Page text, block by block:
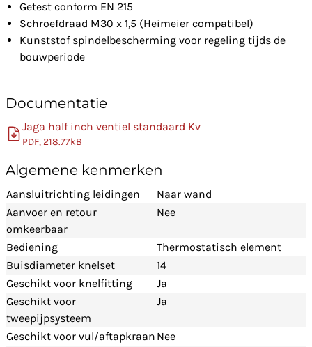
Getest conform EN 215
Schroefdraad M30 x 1,5 (Heimeier compatibel)
Kunststof spindelbescherming voor regeling tijds de
bouwperiode
Documentatie
Jaga half inch ventiel standaard Kv
PDF, 218.77kB
Algemene kenmerken
Aansluitrichting leidingen
Naar wand
Aanvoer en retour
omkeerbaar
Nee
Bediening
Thermostatisch element
Buisdiameter knelset
14
Geschikt voor knelfitting
Ja
Geschikt voor
tweepijpsysteem
Ja
Geschikt voor vul/aftapkraan Nee